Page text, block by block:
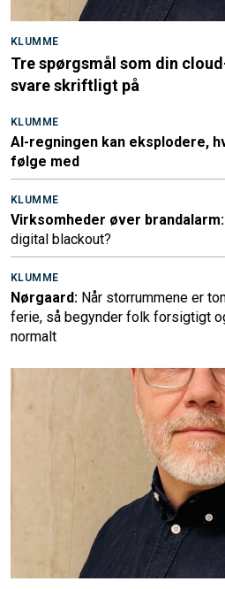
KLUMME
Tre spørgsmål som din
svare skriftligt på
KLUMME
AI-regningen kan eksplodere,
følge med
KLUMME
Virksomheder øver brandalarm:
digital blackout?
KLUMME
Nørgaard: Når storrummene er
ferie, så begynder folk forsigtigt
normalt